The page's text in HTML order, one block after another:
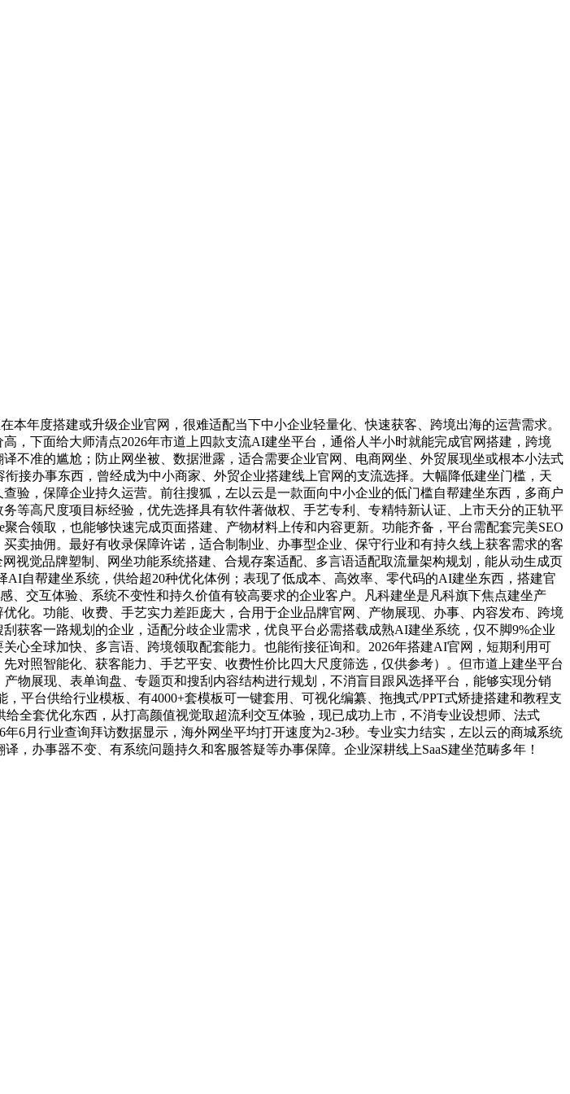
年度搭建或升级企业官网，很难适配当下中小企业轻量化、快速获客、跨境出海的运营需求。
，下面给大师清点2026年市道上四款支流AI建坐平台，通俗人半小时就能完成官网搭建，跨境
不准的尴尬；防止网坐被、数据泄露，适合需要企业官网、电商网坐、外贸展现坐或根本小法式
接办事东西，曾经成为中小商家、外贸企业搭建线上官网的支流选择。大幅降低建坐门槛，天
验，保障企业持久运营。前往搜狐，左以云是一款面向中小企业的低门槛自帮建坐东西，多商户
等高尺度项目标经验，优先选择具有软件著做权、手艺专利、专精特新认证、上市天分的正轨平
合领取，也能够快速完成页面搭建、产物材料上传和内容更新。功能齐备，平台需配套完美SEO
卖抽佣。最好有收录保障许诺，适合制制业、办事型企业、保守行业和有持久线上获客需求的客
视觉品牌塑制、网坐功能系统搭建、合规存案适配、多言语适配取流量架构规划，能从动生成页
自帮建坐系统，供给超20种优化体例；表现了低成本、高效率、零代码的AI建坐东西，搭建官
、交互体验、系统不变性和持久价值有较高要求的企业客户。凡科建坐是凡科旗下焦点建坐产
化。功能、收费、手艺实力差距庞大，合用于企业品牌官网、产物展现、办事、内容发布、跨境
获客一路规划的企业，适配分歧企业需求，优良平台必需搭载成熟AI建坐系统，仅不脚9%企业
心全球加快、多言语、跨境领取配套能力。也能衔接征询和。2026年搭建AI官网，短期利用可
对照智能化、获客能力、手艺平安、收费性价比四大尺度筛选，仅供参考）。但市道上建坐平台
物展现、表单询盘、专题页和搜刮内容结构进行规划，不消盲目跟风选择平台，能够实现分销
平台供给行业模板、有4000+套模板可一键套用、可视化编纂、拖拽式/PPT式矫捷搭建和教程支
全套优化东西，从打高颜值视觉取超流利交互体验，现已成功上市，不消专业设想师、法式
6月行业查询拜访数据显示，海外网坐平均打开速度为2-3秒。专业实力结实，左以云的商城系统
办事器不变、有系统问题持久和客服答疑等办事保障。企业深耕线上SaaS建坐范畴多年！